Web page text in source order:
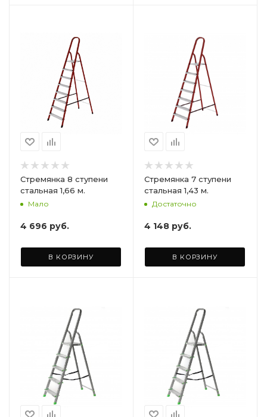
Стремянка 8 ступени
стальная 1,66 м.
Мало
4 696 руб.
В КОРЗИНУ
Стремянка 7 ступени
стальная 1,43 м.
Достаточно
4 148 руб.
В КОРЗИНУ